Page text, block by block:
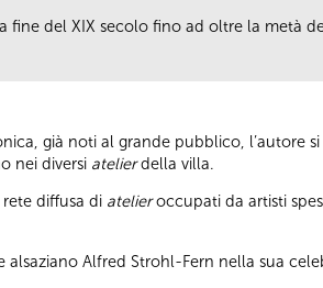
fine del XIX secolo fino ad oltre la metà
già noti al grande pubblico, l’autore
nei diversi atelierdella villa.
diffusa di atelieroccupati da artisti
Alfred Strohl-Fern nella sua